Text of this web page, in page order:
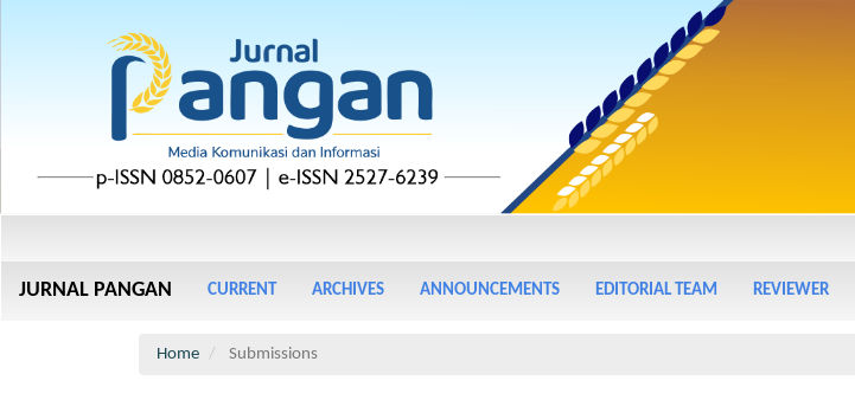
Content
JURNAL PANGAN CURRENT ARCHIVES ANNOUNCEMENTS EDITORIAL TEAM REVIEWER
Home Submissions